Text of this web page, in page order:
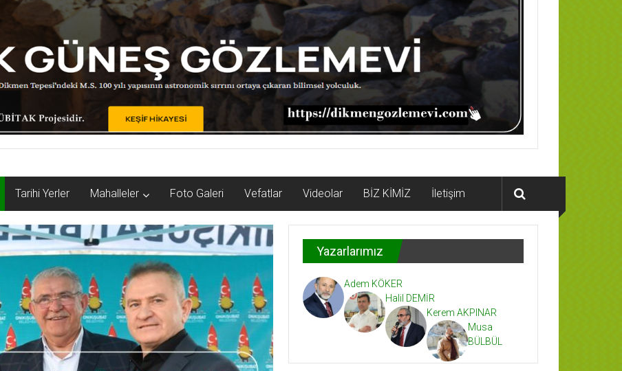
Tarihi Yerler Mahalleler Foto Galeri Vefatlar Videolar BİZ KİMİZ İletişim
Yazarlarımız
Adem KÖKER
Halil DEMİR
Kerem AKPINAR
Musa
BÜLBÜL